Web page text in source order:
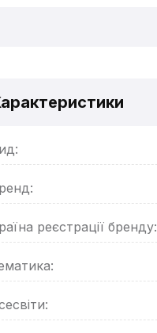
реєстрації бренду: